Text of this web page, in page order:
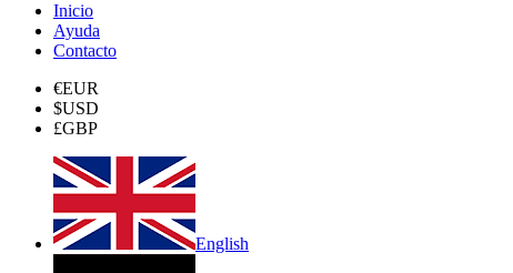
Inicio
Ayuda
Contacto
€EUR
$USD
£GBP
English